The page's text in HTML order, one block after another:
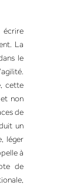
écrire
La
le
cette
non
de
un
léger
à
de